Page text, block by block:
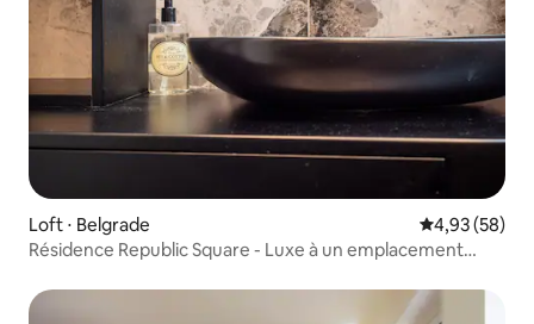
Loft ⋅ Belgrade Évaluation
4,93 (58)
Résidence Republic Square - Luxe à un emplacement